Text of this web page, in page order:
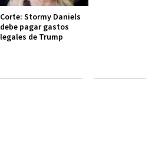
Corte: Stormy Daniels
debe pagar gastos
legales de Trump